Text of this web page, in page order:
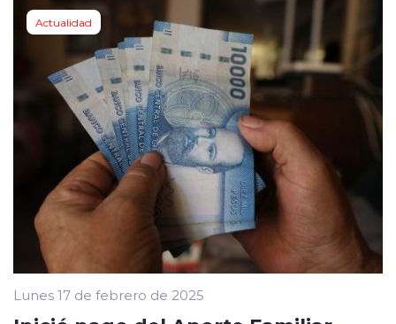
Actualidad
Lunes 17 de febrero de 2025